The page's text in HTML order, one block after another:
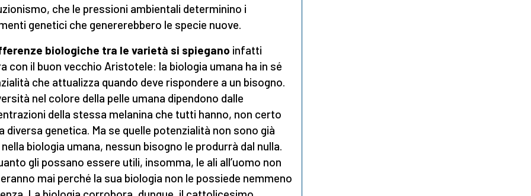
che le pressioni ambientali determinino i
genetici che genererebbero le specie nuove.
biologiche tra le varietà si spiegano infatti
con il buon vecchio Aristotele: la biologia umana ha in sé
che attualizza quando deve rispondere a un bisogno.
nel colore della pelle umana dipendono dalle
della stessa melanina che tutti hanno, non certo
diversa genetica. Ma se quelle potenzialità non sono già
biologia umana, nessun bisogno le produrrà dal nulla.
gli possano essere utili, insomma, le ali all’uomo non
mai perché la sua biologia non le possiede nemmeno